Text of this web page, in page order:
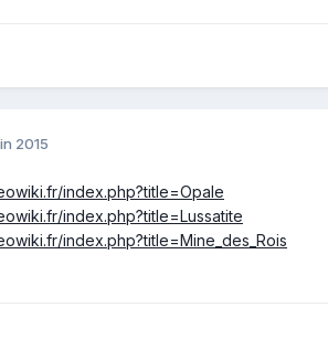
2015
index.php?title=Opale
index.php?title=Lussatite
index.php?title=Mine_des_Rois